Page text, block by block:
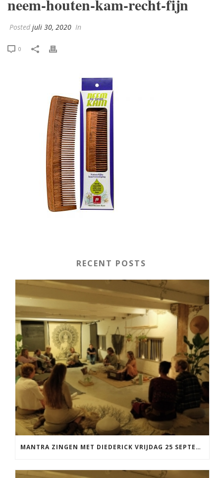
Posted juli 30, 2020 In
0
RECENT POSTS
MANTRA ZINGEN MET DIEDERICK VRIJDAG 25 SEPTEMBER EN 20 NOVEMBER